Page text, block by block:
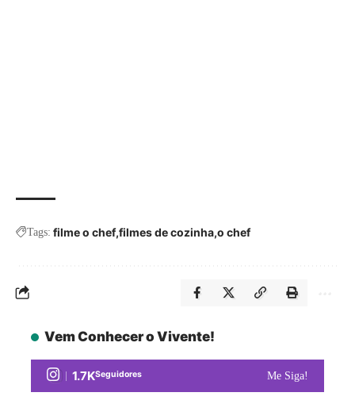
Tags: filme o chef filmes de cozinha o chef
Vem Conhecer o Vivente!
1.7KSeguidores Me Siga!